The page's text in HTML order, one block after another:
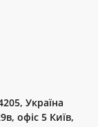
Україна
офіс 5 Київ,